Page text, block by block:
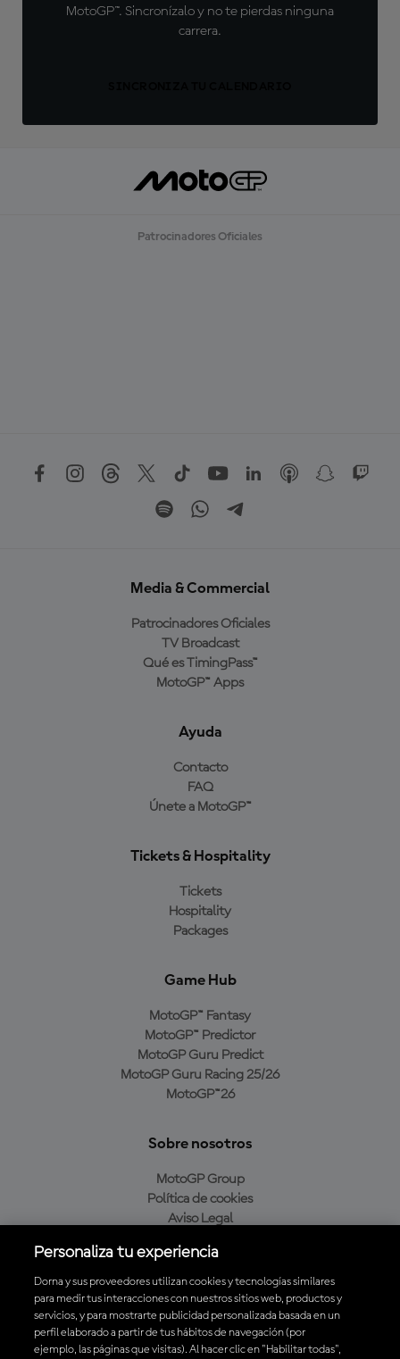
MotoGP™. Sincronízalo y no te pierdas ninguna
carrera.
Patrocinadores Oficiales
Media & Commercial
Patrocinadores Oficiales
TV Broadcast
Qué es TimingPass™
MotoGP™ Apps
Ayuda
Contacto
FAQ
Únete a MotoGP™
Tickets & Hospitality
Tickets
Hospitality
Packages
Game Hub
MotoGP™ Fantasy
MotoGP™ Predictor
MotoGP Guru Predict
MotoGP Guru Racing 25/26
MotoGP™26
Sobre nosotros
MotoGP Group
Política de cookies
Aviso Legal
Política de compra
Descarga la aplicación oficial de MotoGP™
Personaliza tu experiencia
Dorna y sus proveedores utilizan cookies y tecnologías similares
para medir tus interacciones con nuestros sitios web, productos y
servicios, y para mostrarte publicidad personalizada basada en un
perfil elaborado a partir de tus hábitos de navegación (por
ejemplo, las páginas que visitas). Al hacer clic en "Habilitar todas",